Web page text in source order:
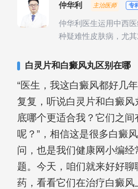
仲华利 主治医师 专
仲华利医生运用中西
种疑难性皮肤病，尤
白灵片和白癜风丸区别在哪
“医生，我这白癜风都好几
复复，听说白灵片和白癜风
底哪个更适合我？它们之间
呢？”，相信这是很多白癜
问，也是我们健康网小编经
题。今天，咱们就来好好聊
药，看看它们在治疗白癜风